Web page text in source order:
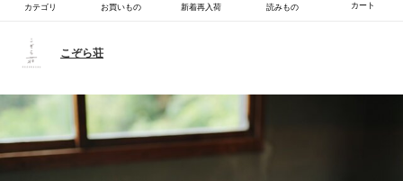
カテゴリ お買いもの 新着再入荷 読みもの カート
こぞら荘